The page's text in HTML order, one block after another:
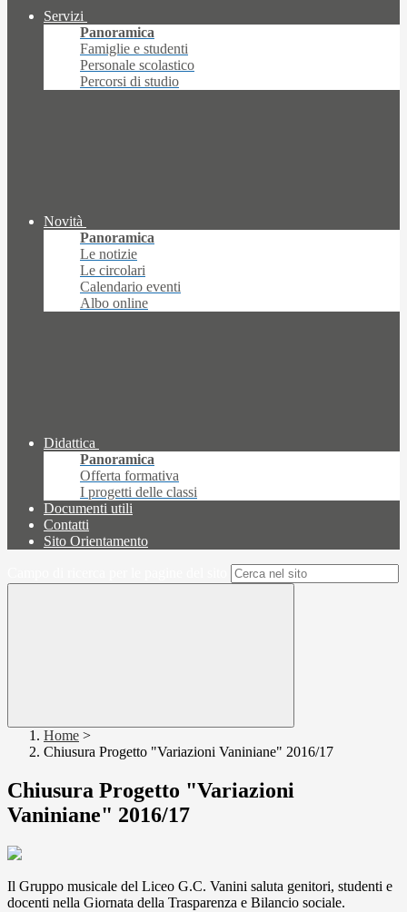
Servizi
Panoramica
Famiglie e studenti
Personale scolastico
Percorsi di studio
Novità
Panoramica
Le notizie
Le circolari
Calendario eventi
Albo online
Didattica
Panoramica
Offerta formativa
I progetti delle classi
Documenti utili
Contatti
Sito Orientamento
Home >
Chiusura Progetto "Variazioni Vaniniane" 2016/17
Chiusura Progetto "Variazioni
Vaniniane" 2016/17
Il Gruppo musicale del Liceo G.C. Vanini saluta genitori, studenti e
docenti nella Giornata della Trasparenza e Bilancio sociale.